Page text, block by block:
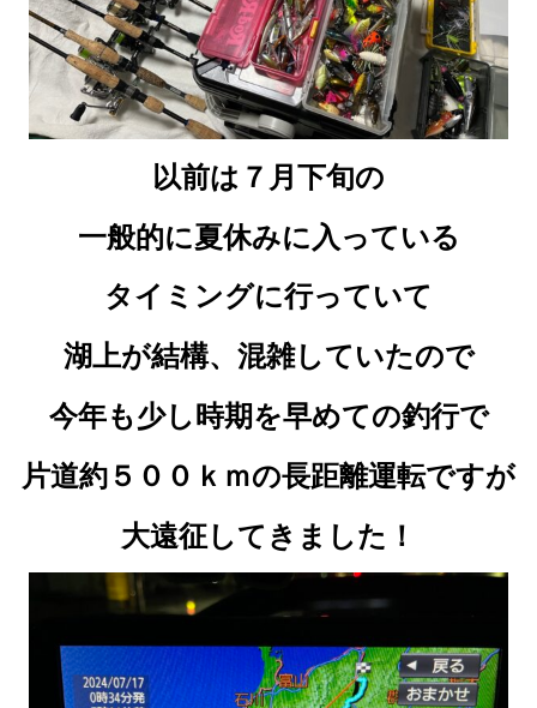
以前は７月下旬の
一般的に夏休みに入っている
タイミングに行っていて
湖上が結構、混雑していたので
今年も少し時期を早めての釣行で
片道約５００ｋｍの長距離運転ですが
大遠征してきました！